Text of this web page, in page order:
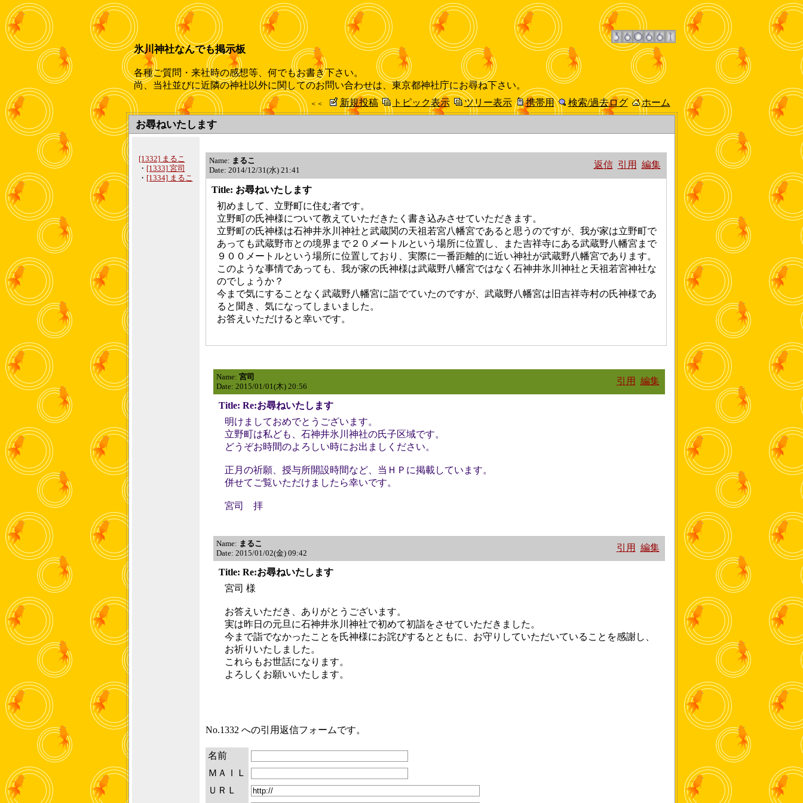
氷川神社なんでも掲示板
各種ご質問・来社時の感想等、何でもお書き下さい。
尚、当社並びに近隣の神社以外に関してのお問い合わせは、東京都神社庁にお尋ね下さい。
＜＜ 新規投稿 トピック表示 ツリー表示 携帯用 検索/過去ログ ホーム
お尋ねいたします
[1332] まるこ
・ [1333] 宮司
・ [1334] まるこ
Name: まるこ
Date: 2014/12/31(水) 21:41
返信 引用 編集
Title: お尋ねいたします
初めまして、立野町に住む者です。
立野町の氏神様について教えていただきたく書き込みさせていただきます。
立野町の氏神様は石神井氷川神社と武蔵関の天祖若宮八幡宮であると思うのですが、我が家は立野町で
あっても武蔵野市との境界まで２０メートルという場所に位置し、また吉祥寺にある武蔵野八幡宮まで
９００メートルという場所に位置しており、実際に一番距離的に近い神社が武蔵野八幡宮であります。
このような事情であっても、我が家の氏神様は武蔵野八幡宮ではなく石神井氷川神社と天祖若宮神社な
のでしょうか？
今まで気にすることなく武蔵野八幡宮に詣でていたのですが、武蔵野八幡宮は旧吉祥寺村の氏神様であ
ると聞き、気になってしまいました。
お答えいただけると幸いです。
Name: 宮司
Date: 2015/01/01(木) 20:56
引用 編集
Title: Re:お尋ねいたします
明けましておめでとうございます。
立野町は私ども、石神井氷川神社の氏子区域です。
どうぞお時間のよろしい時にお出ましください。
正月の祈願、授与所開設時間など、当ＨＰに掲載しています。
併せてご覧いただけましたら幸いです。
宮司 拝
Name: まるこ
Date: 2015/01/02(金) 09:42
引用 編集
Title: Re:お尋ねいたします
宮司 様
お答えいただき、ありがとうございます。
実は昨日の元旦に石神井氷川神社で初めて初詣をさせていただきました。
今まで詣でなかったことを氏神様にお詫びするとともに、お守りしていただいていることを感謝し、
お祈りいたしました。
これらもお世話になります。
よろしくお願いいたします。
No.1332 への引用返信フォームです。
名前
ＭＡＩＬ
ＵＲＬ